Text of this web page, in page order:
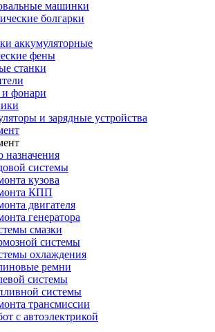
машинки
болгарки
аккумуляторные
фены
станки
фонари
и зарядные устройства
назначения
системы
кузова
КПП
двигателя
генератора
смазки
системы
охлаждения
ремни
системы
системы
трансмиссии
с автоэлектрикой